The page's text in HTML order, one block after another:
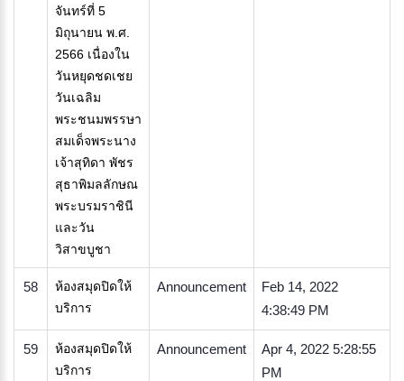
จันทร์ที่ 5
มิถุนายน พ.ศ.
2566 เนื่องใน
วันหยุดชดเชย
วันเฉลิม
พระชนมพรรษา
สมเด็จพระนาง
เจ้าสุทิดา พัชร
สุธาพิมลลักษณ
พระบรมราชินี
และวัน
วิสาขบูชา
58
ห้องสมุดปิดให้
บริการ
Announcement
Feb 14, 2022
4:38:49 PM
59
ห้องสมุดปิดให้
บริการ
Announcement
Apr 4, 2022 5:28:55
PM